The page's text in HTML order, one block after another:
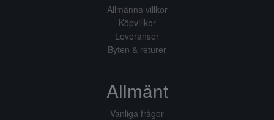
Allmänna villkor
Köpvillkor
Leveranser
Byten & returer
Allmänt
Vanliga frågor